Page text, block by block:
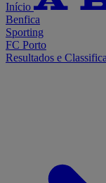
Início
Benfica
Sporting
FC Porto
Resultados e